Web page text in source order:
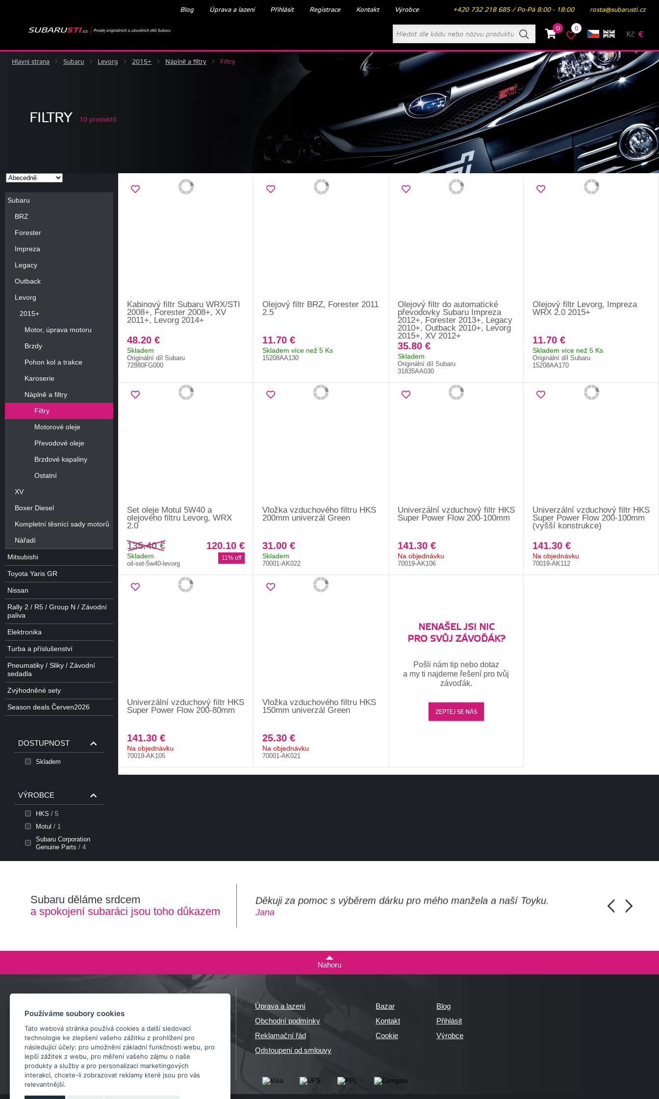
Používáme soubory cookies
Tato webová stránka používá cookies a další sledovací
technologie ke zlepšení vašeho zážitku z prohlížení pro
následující účely: pro umožnění základní funkčnosti webu, pro
lepší zážitek z webu, pro měření vašeho zájmu o naše
produkty a služby a pro personalizaci marketingových
interakcí, chcete-li zobrazovat reklamy které jsou pro vás
relevantnější.
Blog Úprava a lazení Přihlásit Registrace Kontakt Výrobce +420 732 218 685 / Po-Pá 8:00 - 18:00 rosta@subarusti.cz
0 0
Kč €
Hlavní strana > Subaru > Levorg > 2015+ > Náplně a filtry > Filtry
FILTRY 10 produktů
Subaru
BRZ
Forester
Impreza
Legacy
Outback
Levorg
2015+
Motor, úprava motoru
Brzdy
Pohon kol a trakce
Karoserie
Náplně a filtry
Filtry
Motorové oleje
Převodové oleje
Brzdové kapaliny
Ostatní
XV
Boxer Diesel
Kompletní těsnící sady motorů
Nářadí
Mitsubishi
Toyota Yaris GR
Nissan
Rally 2 / R5 / Group N / Závodní
paliva
Elektronika
Turba a příslušenství
Pneumatiky / Sliky / Závodní
sedadla
Zvýhodněné sety
Season deals Červen2026
DOSTUPNOST
Skladem
VÝROBCE
HKS / 5
Motul / 1
Subaru Corporation
Genuine Parts / 4
Kabinový filtr Subaru WRX/STI
2008+, Forester 2008+, XV
2011+, Levorg 2014+
48.20 €
Skladem
Originální díl Subaru
72880FG000
Olejový filtr BRZ, Forester 2011
2.5
11.70 €
Skladem více než 5 Ks
15208AA130
Olejový filtr do automatické
převodovky Subaru Impreza
2012+, Forester 2013+, Legacy
2010+, Outback 2010+, Levorg
2015+, XV 2012+
35.80 €
Skladem
Originální díl Subaru
31835AA030
Olejový filtr Levorg, Impreza
WRX 2.0 2015+
11.70 €
Skladem více než 5 Ks
Originální díl Subaru
15208AA170
Set oleje Motul 5W40 a
olejového filtru Levorg, WRX
2.0
135.40 € 120.10 €
11% off
Skladem
oil-set-5w40-levorg
Vložka vzduchového filtru HKS
200mm univerzál Green
31.00 €
Skladem
70001-AK022
Univerzální vzduchový filtr HKS
Super Power Flow 200-100mm
141.30 €
Na objednávku
70019-AK106
Univerzální vzduchový filtr HKS
Super Power Flow 200-100mm
(vyšší konstrukce)
141.30 €
Na objednávku
70019-AK112
Univerzální vzduchový filtr HKS
Super Power Flow 200-80mm
141.30 €
Na objednávku
70019-AK105
Vložka vzduchového filtru HKS
150mm univerzál Green
25.30 €
Na objednávku
70001-AK021
NENAŠEL JSI NIC
PRO SVŮJ ZÁVOĎÁK?
Pošli nám tip nebo dotaz
a my ti najdeme řešení pro tvůj
závoďák.
ZEPTEJ SE NÁS
Subaru děláme srdcem
a spokojení subaráci jsou toho důkazem
Děkuji za pomoc s výběrem dárku pro mého manžela a naší Toyku.
Jana
Chlapi, moc
Honza Pánka,
Nahoru
+420 732 218 685
rosta@subarusti.cz
POŠLI DOTAZ
Úprava a lazení
Obchodní podmínky
Reklamační řád
Odstoupení od smlouvy
Bazar
Kontakt
Cookie
Blog
Přihlásit
Výrobce